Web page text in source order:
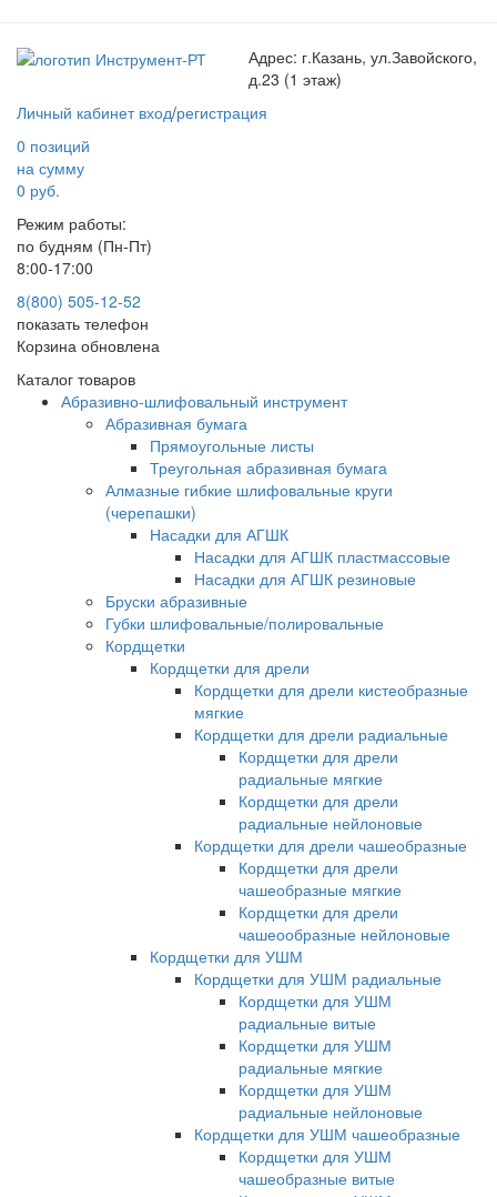
Адрес: г.Казань, ул.Завойского,
д.23 (1 этаж)
Личный кабинет вход/регистрация
0 позиций
на сумму
0 руб.
Режим работы:
по будням (Пн-Пт)
8:00-17:00
8(800) 505-12-52
показать телефон
Корзина обновлена
Каталог товаров
Абразивно-шлифовальный инструмент
Абразивная бумага
Прямоугольные листы
Треугольная абразивная бумага
Алмазные гибкие шлифовальные круги
(черепашки)
Насадки для АГШК
Насадки для АГШК пластмассовые
Насадки для АГШК резиновые
Бруски абразивные
Губки шлифовальные/полировальные
Кордщетки
Кордщетки для дрели
Кордщетки для дрели кистеобразные
мягкие
Кордщетки для дрели радиальные
Кордщетки для дрели
радиальные мягкие
Кордщетки для дрели
радиальные нейлоновые
Кордщетки для дрели чашеобразные
Кордщетки для дрели
чашеобразные мягкие
Кордщетки для дрели
чашеообразные нейлоновые
Кордщетки для УШМ
Кордщетки для УШМ радиальные
Кордщетки для УШМ
радиальные витые
Кордщетки для УШМ
радиальные мягкие
Кордщетки для УШМ
радиальные нейлоновые
Кордщетки для УШМ чашеобразные
Кордщетки для УШМ
чашеобразные витые